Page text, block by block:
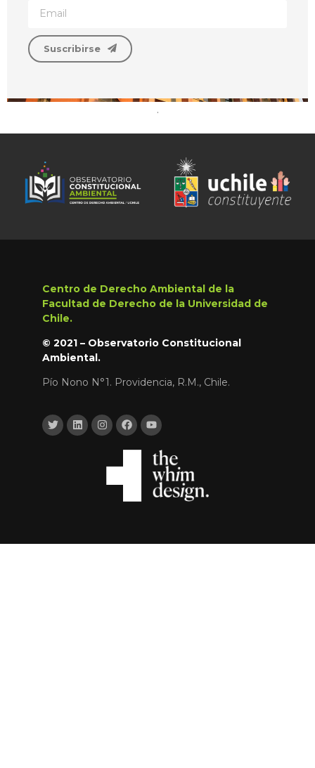
Suscribirse
.
Centro de Derecho Ambiental de la
Facultad de Derecho de la Universidad de
Chile.
© 2021 – Observatorio Constitucional
Ambiental.
Pío Nono N°1. Providencia, R.M., Chile.